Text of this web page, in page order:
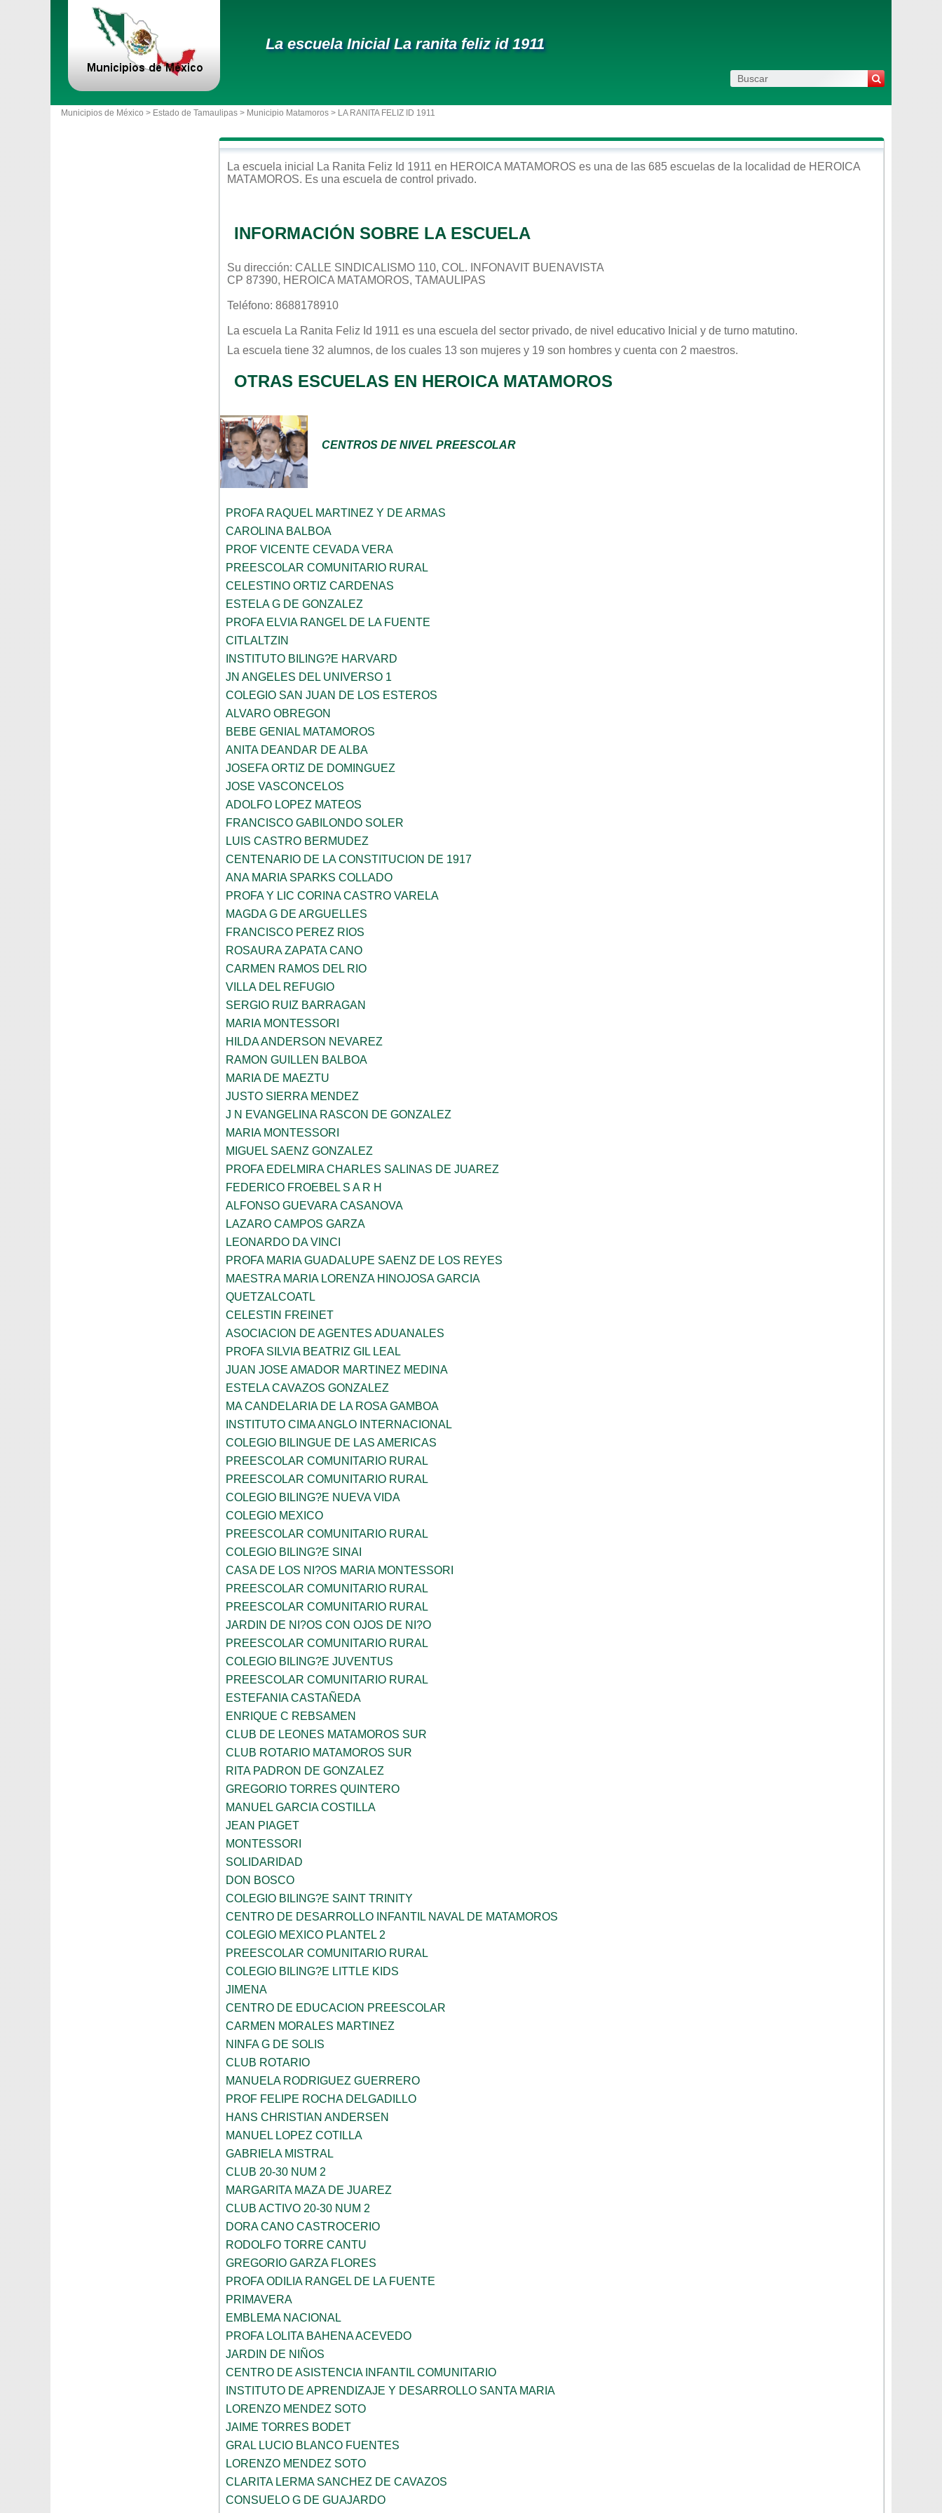
La escuela Inicial La ranita feliz id 1911
Municipios de México > Estado de Tamaulipas > Municipio Matamoros > LA RANITA FELIZ ID 1911
La escuela inicial La Ranita Feliz Id 1911 en HEROICA MATAMOROS es una de las 685 escuelas de la localidad de HEROICA
MATAMOROS. Es una escuela de control privado.
INFORMACIÓN SOBRE LA ESCUELA
Su dirección: CALLE SINDICALISMO 110, COL. INFONAVIT BUENAVISTA
CP 87390, HEROICA MATAMOROS, TAMAULIPAS
Teléfono: 8688178910
La escuela La Ranita Feliz Id 1911 es una escuela del sector privado, de nivel educativo Inicial y de turno matutino.
La escuela tiene 32 alumnos, de los cuales 13 son mujeres y 19 son hombres y cuenta con 2 maestros.
OTRAS ESCUELAS EN HEROICA MATAMOROS
CENTROS DE NIVEL PREESCOLAR
PROFA RAQUEL MARTINEZ Y DE ARMAS
CAROLINA BALBOA
PROF VICENTE CEVADA VERA
PREESCOLAR COMUNITARIO RURAL
CELESTINO ORTIZ CARDENAS
ESTELA G DE GONZALEZ
PROFA ELVIA RANGEL DE LA FUENTE
CITLALTZIN
INSTITUTO BILING?E HARVARD
JN ANGELES DEL UNIVERSO 1
COLEGIO SAN JUAN DE LOS ESTEROS
ALVARO OBREGON
BEBE GENIAL MATAMOROS
ANITA DEANDAR DE ALBA
JOSEFA ORTIZ DE DOMINGUEZ
JOSE VASCONCELOS
ADOLFO LOPEZ MATEOS
FRANCISCO GABILONDO SOLER
LUIS CASTRO BERMUDEZ
CENTENARIO DE LA CONSTITUCION DE 1917
ANA MARIA SPARKS COLLADO
PROFA Y LIC CORINA CASTRO VARELA
MAGDA G DE ARGUELLES
FRANCISCO PEREZ RIOS
ROSAURA ZAPATA CANO
CARMEN RAMOS DEL RIO
VILLA DEL REFUGIO
SERGIO RUIZ BARRAGAN
MARIA MONTESSORI
HILDA ANDERSON NEVAREZ
RAMON GUILLEN BALBOA
MARIA DE MAEZTU
JUSTO SIERRA MENDEZ
J N EVANGELINA RASCON DE GONZALEZ
MARIA MONTESSORI
MIGUEL SAENZ GONZALEZ
PROFA EDELMIRA CHARLES SALINAS DE JUAREZ
FEDERICO FROEBEL S A R H
ALFONSO GUEVARA CASANOVA
LAZARO CAMPOS GARZA
LEONARDO DA VINCI
PROFA MARIA GUADALUPE SAENZ DE LOS REYES
MAESTRA MARIA LORENZA HINOJOSA GARCIA
QUETZALCOATL
CELESTIN FREINET
ASOCIACION DE AGENTES ADUANALES
PROFA SILVIA BEATRIZ GIL LEAL
JUAN JOSE AMADOR MARTINEZ MEDINA
ESTELA CAVAZOS GONZALEZ
MA CANDELARIA DE LA ROSA GAMBOA
INSTITUTO CIMA ANGLO INTERNACIONAL
COLEGIO BILINGUE DE LAS AMERICAS
PREESCOLAR COMUNITARIO RURAL
PREESCOLAR COMUNITARIO RURAL
COLEGIO BILING?E NUEVA VIDA
COLEGIO MEXICO
PREESCOLAR COMUNITARIO RURAL
COLEGIO BILING?E SINAI
CASA DE LOS NI?OS MARIA MONTESSORI
PREESCOLAR COMUNITARIO RURAL
PREESCOLAR COMUNITARIO RURAL
JARDIN DE NI?OS CON OJOS DE NI?O
PREESCOLAR COMUNITARIO RURAL
COLEGIO BILING?E JUVENTUS
PREESCOLAR COMUNITARIO RURAL
ESTEFANIA CASTAÑEDA
ENRIQUE C REBSAMEN
CLUB DE LEONES MATAMOROS SUR
CLUB ROTARIO MATAMOROS SUR
RITA PADRON DE GONZALEZ
GREGORIO TORRES QUINTERO
MANUEL GARCIA COSTILLA
JEAN PIAGET
MONTESSORI
SOLIDARIDAD
DON BOSCO
COLEGIO BILING?E SAINT TRINITY
CENTRO DE DESARROLLO INFANTIL NAVAL DE MATAMOROS
COLEGIO MEXICO PLANTEL 2
PREESCOLAR COMUNITARIO RURAL
COLEGIO BILING?E LITTLE KIDS
JIMENA
CENTRO DE EDUCACION PREESCOLAR
CARMEN MORALES MARTINEZ
NINFA G DE SOLIS
CLUB ROTARIO
MANUELA RODRIGUEZ GUERRERO
PROF FELIPE ROCHA DELGADILLO
HANS CHRISTIAN ANDERSEN
MANUEL LOPEZ COTILLA
GABRIELA MISTRAL
CLUB 20-30 NUM 2
MARGARITA MAZA DE JUAREZ
CLUB ACTIVO 20-30 NUM 2
DORA CANO CASTROCERIO
RODOLFO TORRE CANTU
GREGORIO GARZA FLORES
PROFA ODILIA RANGEL DE LA FUENTE
PRIMAVERA
EMBLEMA NACIONAL
PROFA LOLITA BAHENA ACEVEDO
JARDIN DE NIÑOS
CENTRO DE ASISTENCIA INFANTIL COMUNITARIO
INSTITUTO DE APRENDIZAJE Y DESARROLLO SANTA MARIA
LORENZO MENDEZ SOTO
JAIME TORRES BODET
GRAL LUCIO BLANCO FUENTES
LORENZO MENDEZ SOTO
CLARITA LERMA SANCHEZ DE CAVAZOS
CONSUELO G DE GUAJARDO